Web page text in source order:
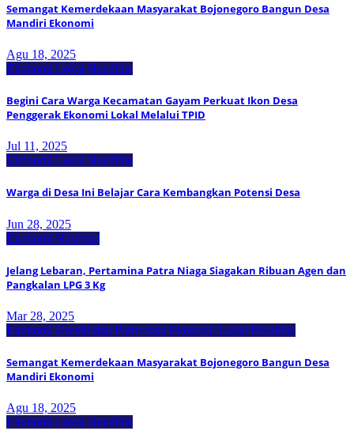
Semangat Kemerdekaan Masyarakat Bojonegoro Bangun Desa
Mandiri Ekonomi
Agu 18, 2025
Ekonomi Lokal Headline
Begini Cara Warga Kecamatan Gayam Perkuat Ikon Desa
Penggerak Ekonomi Lokal Melalui TPID
Jul 11, 2025
Ekonomi Lokal Headline
Warga di Desa Ini Belajar Cara Kembangkan Potensi Desa
Jun 28, 2025
Ekonomi Nasional
Jelang Lebaran, Pertamina Patra Niaga Siagakan Ribuan Agen dan
Pangkalan LPG 3 Kg
Mar 28, 2025
Ekonomi Kreatif dan Pariwisata Ekonomi Lokal Headline
Semangat Kemerdekaan Masyarakat Bojonegoro Bangun Desa
Mandiri Ekonomi
Agu 18, 2025
Ekonomi Lokal Headline